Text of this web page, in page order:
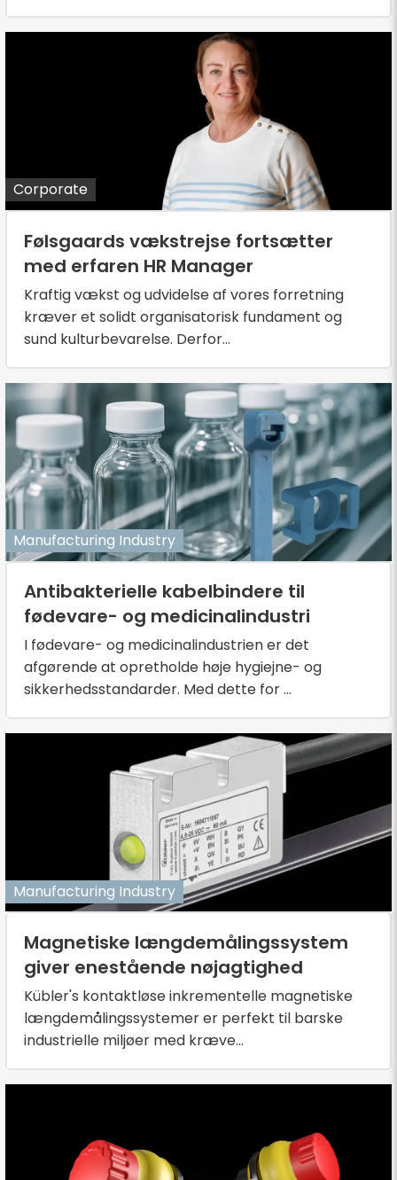
Corporate
Følsgaards vækstrejse fortsætter
med erfaren HR Manager
Kraftig vækst og udvidelse af vores forretning
kræver et solidt organisatorisk fundament og
sund kulturbevarelse. Derfor...
Manufacturing Industry
Antibakterielle kabelbindere til
fødevare- og medicinalindustri
I fødevare- og medicinalindustrien er det
afgørende at opretholde høje hygiejne- og
sikkerhedsstandarder. Med dette for ...
Manufacturing Industry
Magnetiske længdemålingssystem
giver enestående nøjagtighed
Kübler's kontaktløse inkrementelle magnetiske
længdemålingssystemer er perfekt til barske
industrielle miljøer med kræve...